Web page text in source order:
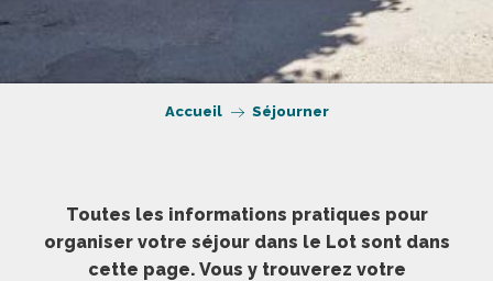
Accueil Séjourner
Toutes les informations pratiques pour
organiser votre séjour dans le Lot sont dans
cette page. Vous y trouverez votre